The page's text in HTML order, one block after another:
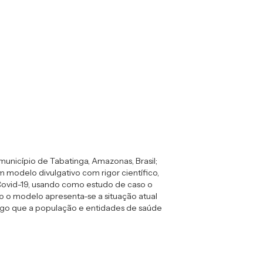
de Tabatinga, Amazonas, Brasil;
modelo divulgativo com rigor científico,
19, usando como estudo de caso o
o modelo apresenta-se a situação atual
que a população e entidades de saúde